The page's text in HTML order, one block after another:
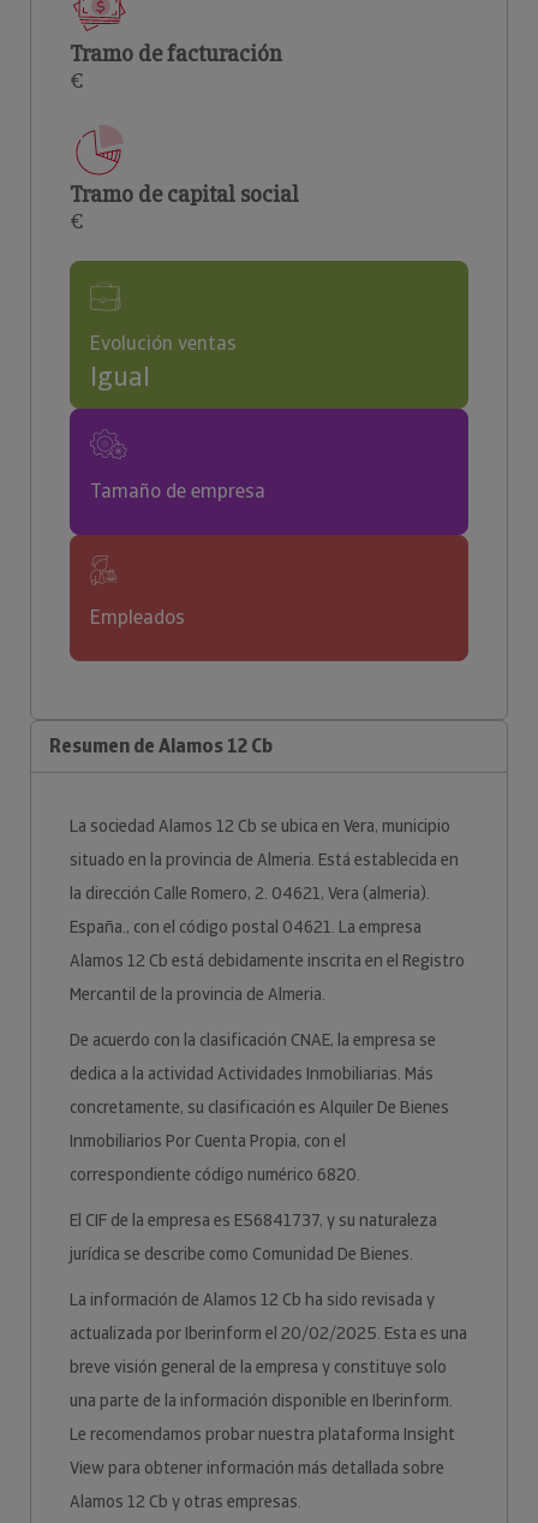
Tramo de facturación
€
Tramo de capital social
€
Evolución ventas
Igual
Tamaño de empresa
Empleados
Resumen de Alamos 12 Cb
La sociedad Alamos 12 Cb se ubica en Vera, municipio
situado en la provincia de Almeria. Está establecida en
la dirección Calle Romero, 2. 04621, Vera (almeria).
España., con el código postal 04621. La empresa
Alamos 12 Cb está debidamente inscrita en el Registro
Mercantil de la provincia de Almeria.
De acuerdo con la clasificación CNAE, la empresa se
dedica a la actividad Actividades Inmobiliarias. Más
concretamente, su clasificación es Alquiler De Bienes
Inmobiliarios Por Cuenta Propia, con el
correspondiente código numérico 6820.
El CIF de la empresa es E56841737, y su naturaleza
jurídica se describe como Comunidad De Bienes.
La información de Alamos 12 Cb ha sido revisada y
actualizada por Iberinform el 20/02/2025. Esta es una
breve visión general de la empresa y constituye solo
una parte de la información disponible en Iberinform.
Le recomendamos probar nuestra plataforma Insight
View para obtener información más detallada sobre
Alamos 12 Cb y otras empresas.